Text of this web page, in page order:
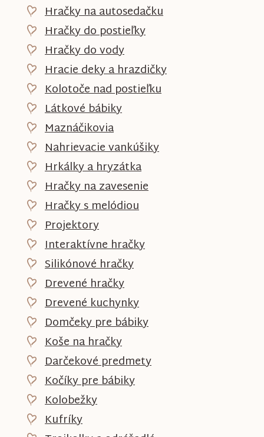
Hračky na autosedačku
Hračky do postieľky
Hračky do vody
Hracie deky a hrazdičky
Kolotoče nad postieľku
Látkové bábiky
Maznáčikovia
Nahrievacie vankúšiky
Hrkálky a hryzátka
Hračky na zavesenie
Hračky s melódiou
Projektory
Interaktívne hračky
Silikónové hračky
Drevené hračky
Drevené kuchynky
Domčeky pre bábiky
Koše na hračky
Darčekové predmety
Kočíky pre bábiky
Kolobežky
Kufríky